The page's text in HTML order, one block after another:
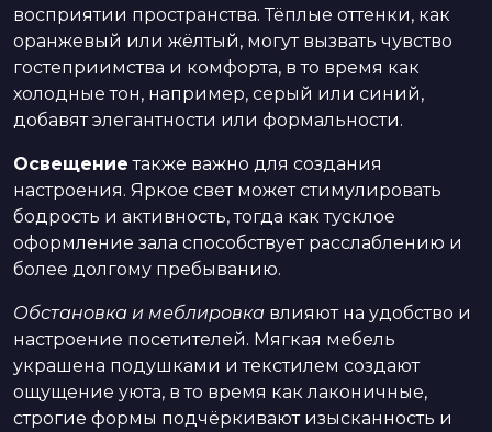
восприятии пространства. Тёплые оттенки, как
оранжевый или жёлтый, могут вызвать чувство
гостеприимства и комфорта, в то время как
холодные тон, например, серый или синий,
добавят элегантности или формальности.
Освещение также важно для создания
настроения. Яркое свет может стимулировать
бодрость и активность, тогда как тусклое
оформление зала способствует расслаблению и
более долгому пребыванию.
Обстановка и меблировка влияют на удобство и
настроение посетителей. Мягкая мебель
украшена подушками и текстилем создают
ощущение уюта, в то время как лаконичные,
строгие формы подчёркивают изысканность и